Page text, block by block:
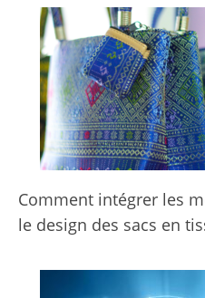
Comment intégrer les
le design des sacs en